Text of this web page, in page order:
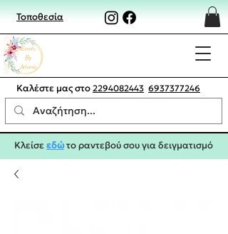
Τοποθεσία
Καλέστε μας στο 2294082443 6937377246
Κλείσεεδώτο ραντεβού σου για δειγματισμό